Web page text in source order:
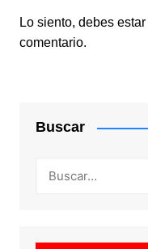
Lo siento, debes estar
comentario.
Buscar